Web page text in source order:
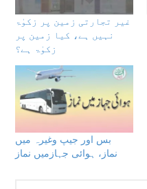
غیر تجارتی زمین پر زکوٰۃ
نہیں ہے، کیا زمین پر
زکوٰۃ ہے؟
بس اور جیپ وغیرہ میں
نماز، ہوائی جہازمیں نماز